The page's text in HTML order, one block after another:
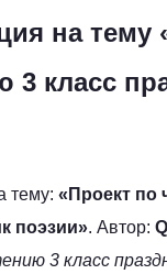
на тему
3 класс
тему: «Проект по
поэзии». Автор:
3 класс